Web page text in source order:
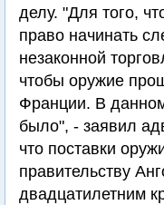
делу. "Для того,
право начинать
незаконной
чтобы оружие
Франции. В
было", - заявил
что поставки
правительству
двадцатилетним